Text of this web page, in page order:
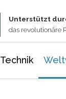
Unterstützt
das revolutionäre
Technik